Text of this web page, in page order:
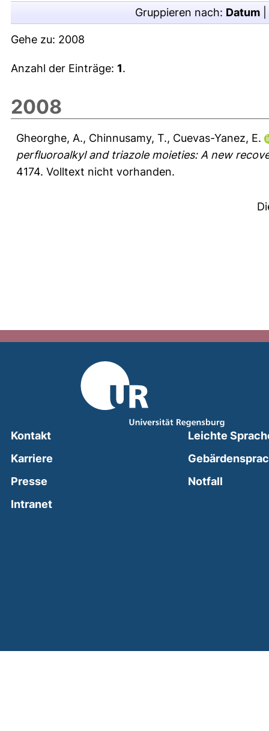
Gruppieren nach: Datum
Gehe zu: 2008
Anzahl der Einträge: 1.
2008
Gheorghe, A., Chinnusamy, T., Cuevas-Yanez, E.
perfluoroalkyl and triazole moieties: A new
4174. Volltext nicht vorhanden.
Kontakt
Karriere
Presse
Intranet(external link, opens in a new window)
Leichte
Notfall